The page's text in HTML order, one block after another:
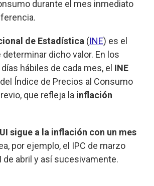
durante el mes inmediato
de Estadística (INE) es el
dicho valor. En los
hábiles de cada mes, el INE
Índice de Precios al Consumo
que refleja la inflación
UI sigue a la inflación con un mes
por ejemplo, el IPC de marzo
de abril y así sucesivamente.